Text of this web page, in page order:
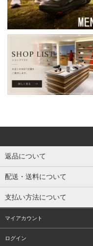
返品について
配送・送料について
支払い方法について
マイアカウント
ログイン